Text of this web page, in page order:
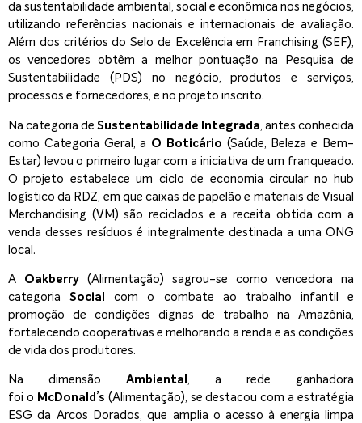
da sustentabilidade ambiental, social e econômica nos negócios,
utilizando referências nacionais e internacionais de avaliação.
Além dos critérios do Selo de Excelência em Franchising (SEF),
os vencedores obtêm a melhor pontuação na Pesquisa de
Sustentabilidade (PDS) no negócio, produtos e serviços,
processos e fornecedores, e no projeto inscrito.
Na categoria de Sustentabilidade Integrada , antes conhecida
como Categoria Geral, a O Boticário (Saúde, Beleza e Bem-
Estar) levou o primeiro lugar com a iniciativa de um franqueado.
O projeto estabelece um ciclo de economia circular no hub
logístico da RDZ, em que caixas de papelão e materiais de Visual
Merchandising (VM) são reciclados e a receita obtida com a
venda desses resíduos é integralmente destinada a uma ONG
local.
A Oakberry (Alimentação) sagrou-se como vencedora na
categoriaSocialcom o combate ao trabalho infantil e
promoção de condições dignas de trabalho na Amazônia,
fortalecendo cooperativas e melhorando a renda e as condições
de vida dos produtores.
Na dimensão Ambiental , a rede ganhadora
foi o McDonald’s (Alimentação), se destacou com a estratégia
ESG da Arcos Dorados, que amplia o acesso à energia limpa